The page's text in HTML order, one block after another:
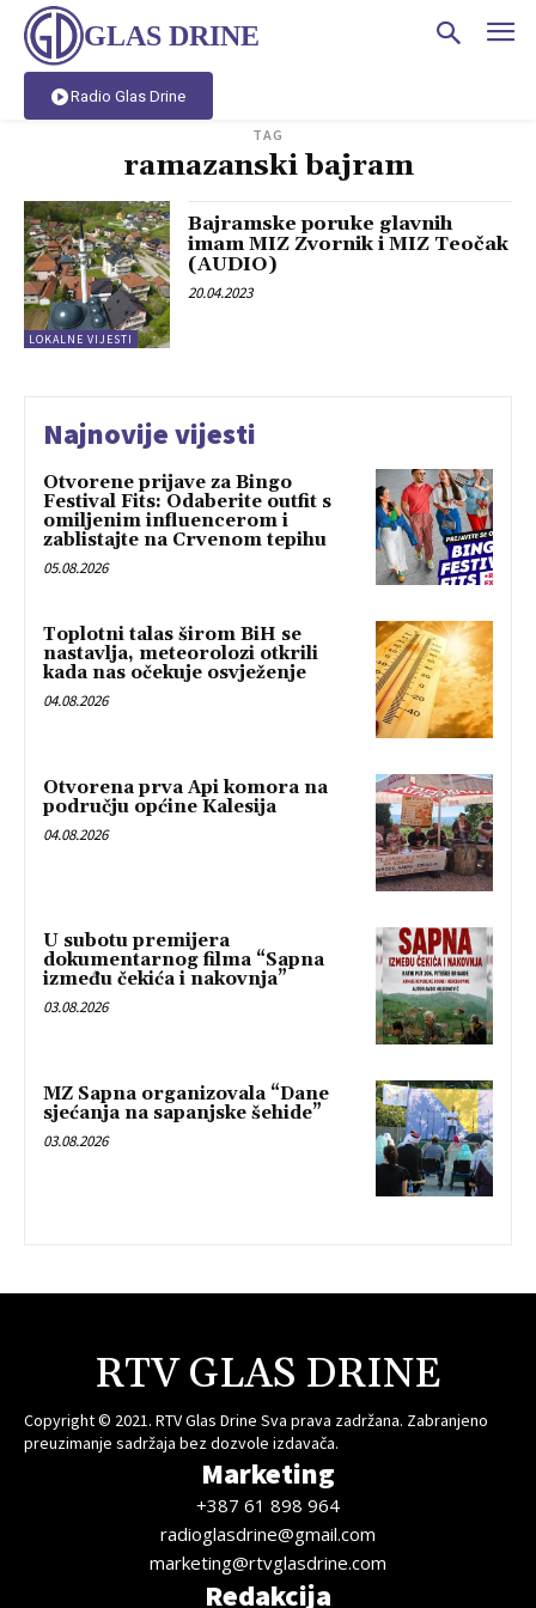
GLAS DRINE
Radio Glas Drine
TAG
ramazanski bajram
LOKALNE VIJESTI
Bajramske poruke glavnih
imam MIZ Zvornik i MIZ Teočak
(AUDIO)
20.04.2023
Najnovije vijesti
Otvorene prijave za Bingo
Festival Fits: Odaberite outfit s
omiljenim influencerom i
zablistajte na Crvenom tepihu
05.08.2026
Toplotni talas širom BiH se
nastavlja, meteorolozi otkrili
kada nas očekuje osvježenje
04.08.2026
Otvorena prva Api komora na
području općine Kalesija
04.08.2026
U subotu premijera
dokumentarnog filma “Sapna
između čekića i nakovnja”
03.08.2026
MZ Sapna organizovala “Dane
sjećanja na sapanjske šehide”
03.08.2026
RTV GLAS DRINE
Copyright © 2021. RTV Glas Drine Sva prava zadržana. Zabranjeno
preuzimanje sadržaja bez dozvole izdavača.
Marketing
+387 61 898 964
radioglasdrine@gmail.com
marketing@rtvglasdrine.com
Redakcija